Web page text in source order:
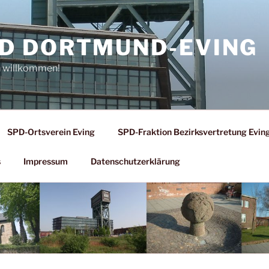
DORTMUND-EVING
willkommen!
SPD-Ortsverein Eving SPD-Fraktion Bezirksvertretung
Impressum Datenschutzerklärung